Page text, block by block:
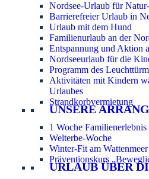
Nordsee-Urlaub für
Barrierefreier Urlaub in
Urlaub mit dem Hund
Familienurlaub an der
Entspannung und Aktion
Nordseeurlaub für die
Programm des
Aktivitäten mit Kindern
Urlaubes
Strandkorbvermietung
UNSERE
1 Woche Familienerlebnis
Welterbe-Woche
Winter-Fit am Wattenmeer
Präventionskurs
URLAUB ÜBER